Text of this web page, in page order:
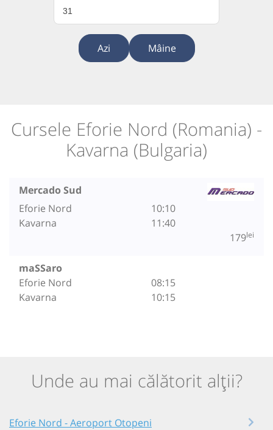
31
Azi Mâine
Cursele Eforie Nord (Romania) -
Kavarna (Bulgaria)
Mercado Sud
Eforie Nord
Kavarna
10:10
11:40
179lei
maSSaro
Eforie Nord
Kavarna
08:15
10:15
Unde au mai călătorit alții?
Eforie Nord - Aeroport Otopeni